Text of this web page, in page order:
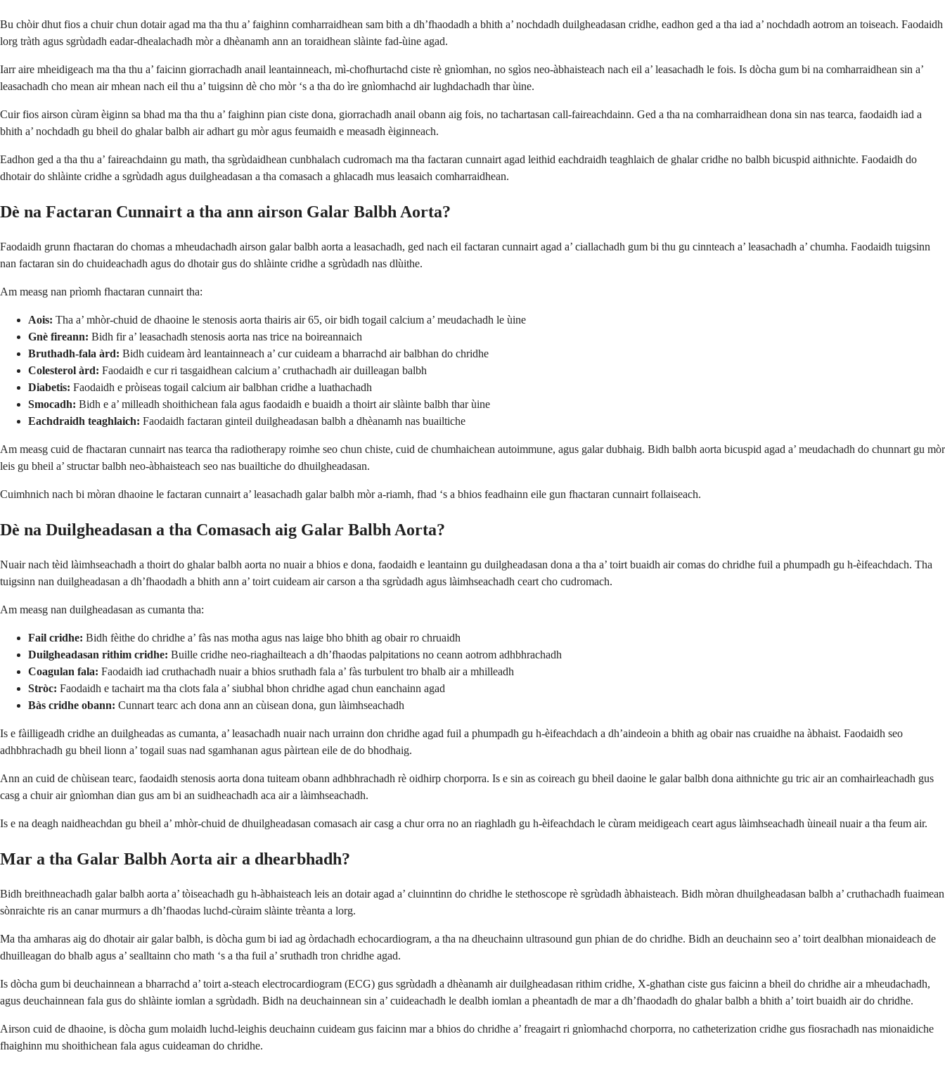
Bu chòir dhut fios a chuir chun dotair agad ma tha thu a’ faighinn comharraidhean sam bith a dh’fhaodadh a bhith a’ nochdadh duilgheadasan cridhe, eadhon ged a tha iad a’ nochdadh aotrom an toiseach. Faodaidh
lorg tràth agus sgrùdadh eadar-dhealachadh mòr a dhèanamh ann an toraidhean slàinte fad-ùine agad.
Iarr aire mheidigeach ma tha thu a’ faicinn giorrachadh anail leantainneach, mì-chofhurtachd ciste rè gnìomhan, no sgìos neo-àbhaisteach nach eil a’ leasachadh le fois. Is dòcha gum bi na comharraidhean sin a’
leasachadh cho mean air mhean nach eil thu a’ tuigsinn dè cho mòr ‘s a tha do ìre gnìomhachd air lughdachadh thar ùine.
Cuir fios airson cùram èiginn sa bhad ma tha thu a’ faighinn pian ciste dona, giorrachadh anail obann aig fois, no tachartasan call-faireachdainn. Ged a tha na comharraidhean dona sin nas tearca, faodaidh iad a
bhith a’ nochdadh gu bheil do ghalar balbh air adhart gu mòr agus feumaidh e measadh èiginneach.
Eadhon ged a tha thu a’ faireachdainn gu math, tha sgrùdaidhean cunbhalach cudromach ma tha factaran cunnairt agad leithid eachdraidh teaghlaich de ghalar cridhe no balbh bicuspid aithnichte. Faodaidh do
dhotair do shlàinte cridhe a sgrùdadh agus duilgheadasan a tha comasach a ghlacadh mus leasaich comharraidhean.
Dè na Factaran Cunnairt a tha ann airson Galar Balbh Aorta?
Faodaidh grunn fhactaran do chomas a mheudachadh airson galar balbh aorta a leasachadh, ged nach eil factaran cunnairt agad a’ ciallachadh gum bi thu gu cinnteach a’ leasachadh a’ chumha. Faodaidh tuigsinn
nan factaran sin do chuideachadh agus do dhotair gus do shlàinte cridhe a sgrùdadh nas dlùithe.
Am measg nan prìomh fhactaran cunnairt tha:
Aois: Tha a’ mhòr-chuid de dhaoine le stenosis aorta thairis air 65, oir bidh togail calcium a’ meudachadh le ùine
Gnè fireann: Bidh fir a’ leasachadh stenosis aorta nas trice na boireannaich
Bruthadh-fala àrd: Bidh cuideam àrd leantainneach a’ cur cuideam a bharrachd air balbhan do chridhe
Colesterol àrd: Faodaidh e cur ri tasgaidhean calcium a’ cruthachadh air duilleagan balbh
Diabetis: Faodaidh e pròiseas togail calcium air balbhan cridhe a luathachadh
Smocadh: Bidh e a’ milleadh shoithichean fala agus faodaidh e buaidh a thoirt air slàinte balbh thar ùine
Eachdraidh teaghlaich: Faodaidh factaran ginteil duilgheadasan balbh a dhèanamh nas buailtiche
Am measg cuid de fhactaran cunnairt nas tearca tha radiotherapy roimhe seo chun chiste, cuid de chumhaichean autoimmune, agus galar dubhaig. Bidh balbh aorta bicuspid agad a’ meudachadh do chunnart gu mòr
leis gu bheil a’ structar balbh neo-àbhaisteach seo nas buailtiche do dhuilgheadasan.
Cuimhnich nach bi mòran dhaoine le factaran cunnairt a’ leasachadh galar balbh mòr a-riamh, fhad ‘s a bhios feadhainn eile gun fhactaran cunnairt follaiseach.
Dè na Duilgheadasan a tha Comasach aig Galar Balbh Aorta?
Nuair nach tèid làimhseachadh a thoirt do ghalar balbh aorta no nuair a bhios e dona, faodaidh e leantainn gu duilgheadasan dona a tha a’ toirt buaidh air comas do chridhe fuil a phumpadh gu h-èifeachdach. Tha
tuigsinn nan duilgheadasan a dh’fhaodadh a bhith ann a’ toirt cuideam air carson a tha sgrùdadh agus làimhseachadh ceart cho cudromach.
Am measg nan duilgheadasan as cumanta tha:
Fail cridhe: Bidh fèithe do chridhe a’ fàs nas motha agus nas laige bho bhith ag obair ro chruaidh
Duilgheadasan rithim cridhe: Buille cridhe neo-riaghailteach a dh’fhaodas palpitations no ceann aotrom adhbhrachadh
Coagulan fala: Faodaidh iad cruthachadh nuair a bhios sruthadh fala a’ fàs turbulent tro bhalb air a mhilleadh
Stròc: Faodaidh e tachairt ma tha clots fala a’ siubhal bhon chridhe agad chun eanchainn agad
Bàs cridhe obann: Cunnart tearc ach dona ann an cùisean dona, gun làimhseachadh
Is e fàilligeadh cridhe an duilgheadas as cumanta, a’ leasachadh nuair nach urrainn don chridhe agad fuil a phumpadh gu h-èifeachdach a dh’aindeoin a bhith ag obair nas cruaidhe na àbhaist. Faodaidh seo
adhbhrachadh gu bheil lionn a’ togail suas nad sgamhanan agus pàirtean eile de do bhodhaig.
Ann an cuid de chùisean tearc, faodaidh stenosis aorta dona tuiteam obann adhbhrachadh rè oidhirp chorporra. Is e sin as coireach gu bheil daoine le galar balbh dona aithnichte gu tric air an comhairleachadh gus
casg a chuir air gnìomhan dian gus am bi an suidheachadh aca air a làimhseachadh.
Is e na deagh naidheachdan gu bheil a’ mhòr-chuid de dhuilgheadasan comasach air casg a chur orra no an riaghladh gu h-èifeachdach le cùram meidigeach ceart agus làimhseachadh ùineail nuair a tha feum air.
Mar a tha Galar Balbh Aorta air a dhearbhadh?
Bidh breithneachadh galar balbh aorta a’ tòiseachadh gu h-àbhaisteach leis an dotair agad a’ cluinntinn do chridhe le stethoscope rè sgrùdadh àbhaisteach. Bidh mòran dhuilgheadasan balbh a’ cruthachadh fuaimean
sònraichte ris an canar murmurs a dh’fhaodas luchd-cùraim slàinte trèanta a lorg.
Ma tha amharas aig do dhotair air galar balbh, is dòcha gum bi iad ag òrdachadh echocardiogram, a tha na dheuchainn ultrasound gun phian de do chridhe. Bidh an deuchainn seo a’ toirt dealbhan mionaideach de
dhuilleagan do bhalb agus a’ sealltainn cho math ‘s a tha fuil a’ sruthadh tron ​​chridhe agad.
Is dòcha gum bi deuchainnean a bharrachd a’ toirt a-steach electrocardiogram (ECG) gus sgrùdadh a dhèanamh air duilgheadasan rithim cridhe, X-ghathan ciste gus faicinn a bheil do chridhe air a mheudachadh,
agus deuchainnean fala gus do shlàinte iomlan a sgrùdadh. Bidh na deuchainnean sin a’ cuideachadh le dealbh iomlan a pheantadh de mar a dh’fhaodadh do ghalar balbh a bhith a’ toirt buaidh air do chridhe.
Airson cuid de dhaoine, is dòcha gum molaidh luchd-leighis deuchainn cuideam gus faicinn mar a bhios do chridhe a’ freagairt ri gnìomhachd chorporra, no catheterization cridhe gus fiosrachadh nas mionaidiche
fhaighinn mu shoithichean fala agus cuideaman do chridhe.